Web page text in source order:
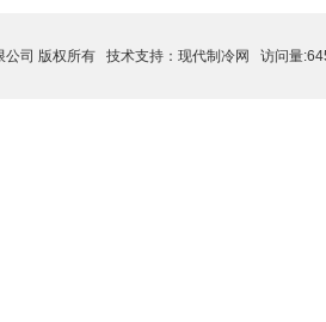
司 版权所有 技术支持： 现代制冷网 访问量